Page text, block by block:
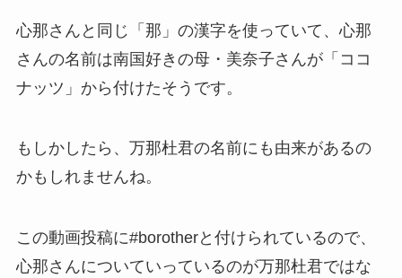
心那さんと同じ「那」の漢字を使っていて、心那
さんの名前は南国好きの母・美奈子さんが「ココ
ナッツ」から付けたそうです。
もしかしたら、万那杜君の名前にも由来があるの
かもしれませんね。
この動画投稿に#borotherと付けられているので、
心那さんについていっているのが万那杜君ではな